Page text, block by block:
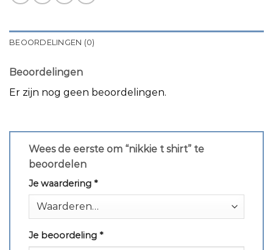
BEOORDELINGEN (0)
Beoordelingen
Er zijn nog geen beoordelingen.
Wees de eerste om “nikkie t shirt” te
beoordelen
Je waardering *
Je beoordeling *